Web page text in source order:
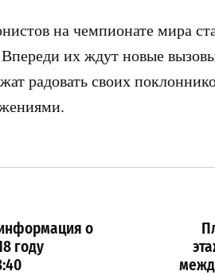
на чемпионате мира
их ждут новые
радовать своих
о
году